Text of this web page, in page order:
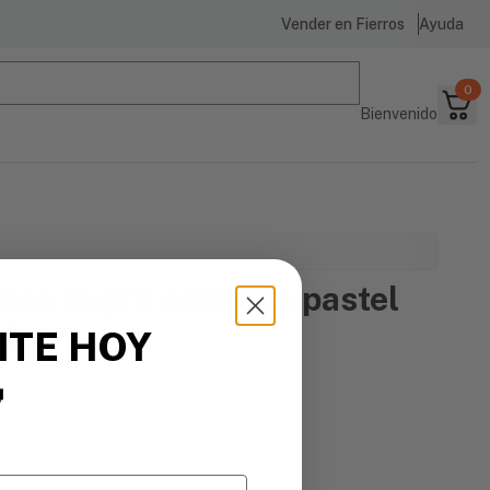
Vender en Fierros Ayuda
Bienvenido
0
supra satinado pastel
HOY